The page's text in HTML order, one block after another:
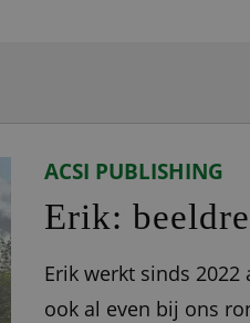
ACSI PUBLISHING
Erik:
Erik werkt sinds
ook al even bij ons